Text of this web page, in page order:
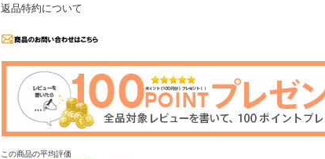
返品特約について